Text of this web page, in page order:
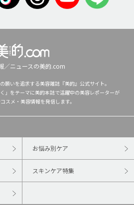
／ニュースの美的.com
願いを追求する美容雑誌『美的』公式サイト。
」をテーマに美的本誌で活躍中の美容レポーターが
スメ・美容情報を発信します。
お悩み別ケア
スキンケア特集